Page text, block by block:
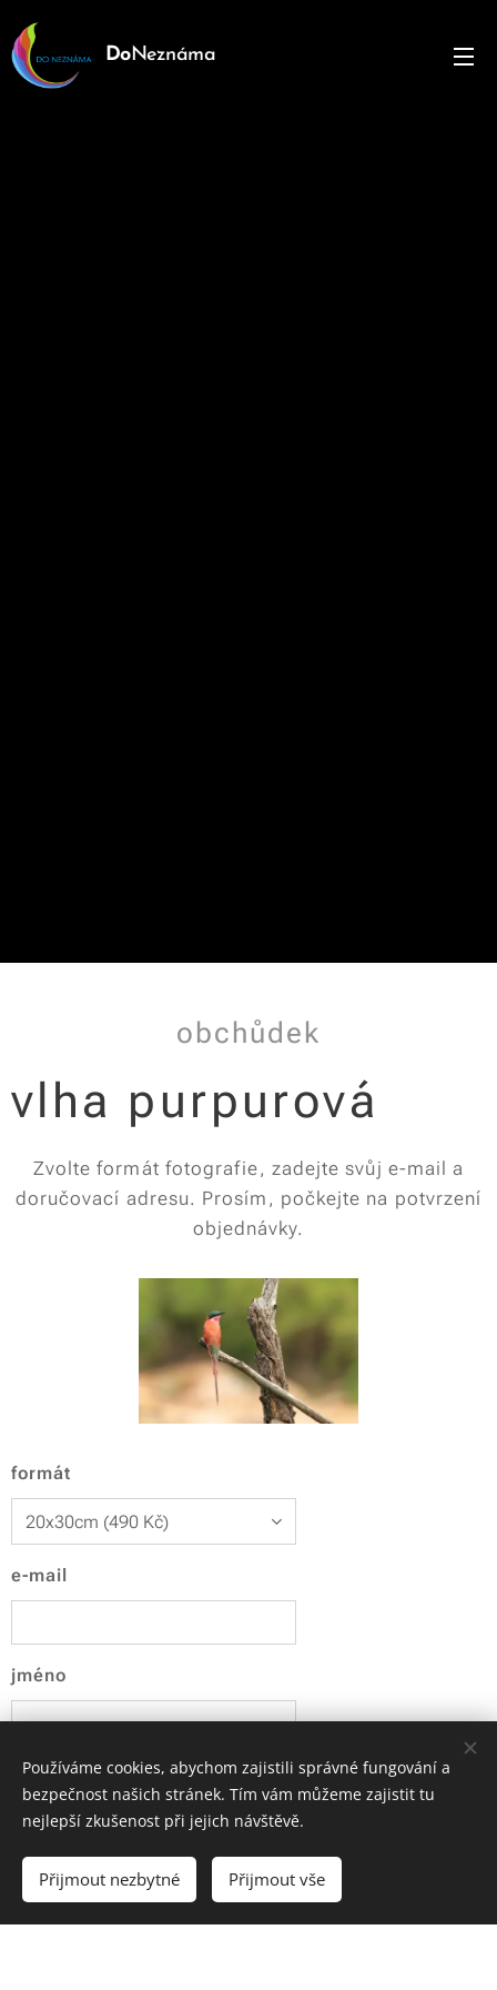
DoNeznáma
obchůdek
vlha purpurová
Zvolte formát fotografie, zadejte svůj e-mail a
doručovací adresu. Prosím, počkejte na potvrzení
objednávky.
formát
e-mail
jméno
adresa
slevový kupón
Používáme cookies, abychom zajistili správné fungování a
bezpečnost našich stránek. Tím vám můžeme zajistit tu
nejlepší zkušenost při jejich návštěvě.
Přijmout nezbytné Přijmout vše